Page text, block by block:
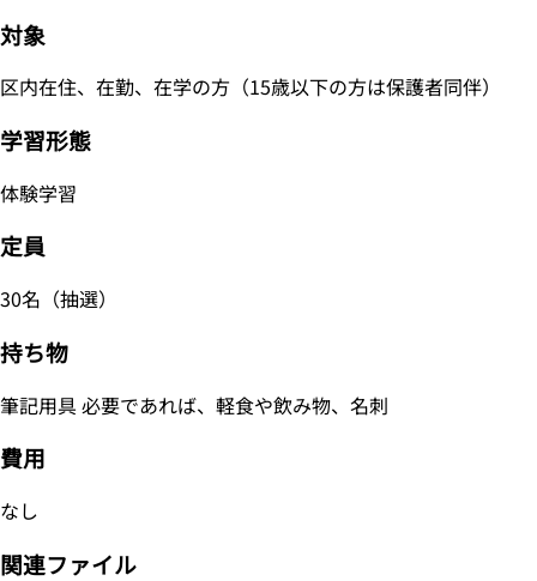
対象
区内在住、在勤、在学の方（15歳以下の方は保護者同伴）
学習形態
体験学習
定員
30名（抽選）
持ち物
筆記用具 必要であれば、軽食や飲み物、名刺
費用
なし
関連ファイル